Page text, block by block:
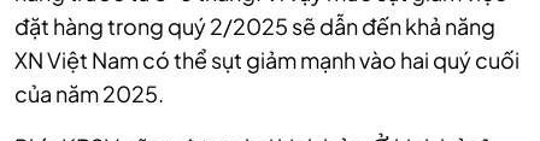
đặt hàng trong quý 2/2025 sẽ dẫn đến khả năng
XN Việt Nam có thể sụt giảm mạnh vào hai quý cuối
của năm 2025.